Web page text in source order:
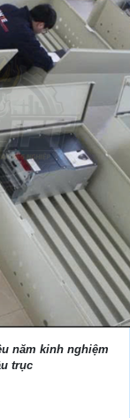
năm kinh nghiệm
trục